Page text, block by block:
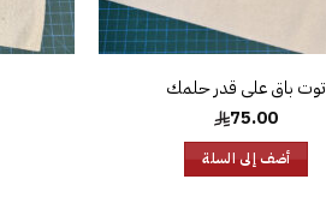
توت باق على قدر حلمك
75.00
أضف إلى السلة